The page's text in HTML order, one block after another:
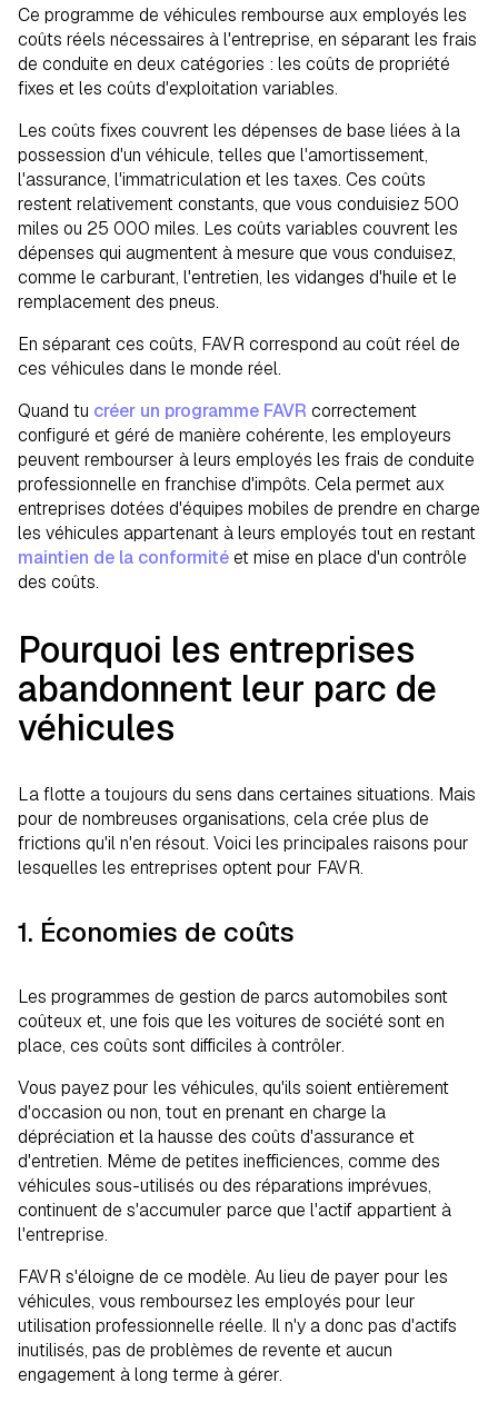
Ce programme de véhicules rembourse aux employés les
coûts réels nécessaires à l'entreprise, en séparant les frais
de conduite en deux catégories : les coûts de propriété
fixes et les coûts d'exploitation variables.
Les coûts fixes couvrent les dépenses de base liées à la
possession d'un véhicule, telles que l'amortissement,
l'assurance, l'immatriculation et les taxes. Ces coûts
restent relativement constants, que vous conduisiez 500
miles ou 25 000 miles. Les coûts variables couvrent les
dépenses qui augmentent à mesure que vous conduisez,
comme le carburant, l'entretien, les vidanges d'huile et le
remplacement des pneus.
En séparant ces coûts, FAVR correspond au coût réel de
ces véhicules dans le monde réel.
Quand tu créer un programme FAVR correctement
configuré et géré de manière cohérente, les employeurs
peuvent rembourser à leurs employés les frais de conduite
professionnelle en franchise d'impôts. Cela permet aux
entreprises dotées d'équipes mobiles de prendre en charge
les véhicules appartenant à leurs employés tout en restant
maintien de la conformitéet mise en place d'un contrôle
des coûts.
Pourquoi les entreprises
abandonnent leur parc de
véhicules
La flotte a toujours du sens dans certaines situations. Mais
pour de nombreuses organisations, cela crée plus de
frictions qu'il n'en résout. Voici les principales raisons pour
lesquelles les entreprises optent pour FAVR.
1. Économies de coûts
Les programmes de gestion de parcs automobiles sont
coûteux et, une fois que les voitures de société sont en
place, ces coûts sont difficiles à contrôler.
Vous payez pour les véhicules, qu'ils soient entièrement
d'occasion ou non, tout en prenant en charge la
dépréciation et la hausse des coûts d'assurance et
d'entretien. Même de petites inefficiences, comme des
véhicules sous-utilisés ou des réparations imprévues,
continuent de s'accumuler parce que l'actif appartient à
l'entreprise.
FAVR s'éloigne de ce modèle. Au lieu de payer pour les
véhicules, vous remboursez les employés pour leur
utilisation professionnelle réelle. Il n'y a donc pas d'actifs
inutilisés, pas de problèmes de revente et aucun
engagement à long terme à gérer.